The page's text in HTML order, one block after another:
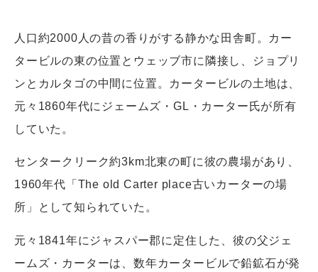
人口約2000人の昔の香りがする静かな田舎町。カー
タービルの東の位置とウェッブ市に隣接し、ジョプリ
ンとカルタゴの中間に位置。カータービルの土地は、
元々1860年代にジェームズ・GL・カーター氏が所有
していた。
センタークリーク約3km北東の町に彼の農場があり、
1960年代「The old Carter place古いカーターの場
所」として知られていた。
元々1841年にジャスパー郡に定住した、彼の父ジェ
ームズ・カーターは、数年カータービルで鉛鉱石が発